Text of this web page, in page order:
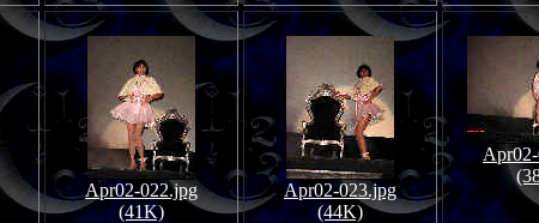
Apr02-022.jpg
(41K)
Apr02-023.jpg
(44K)